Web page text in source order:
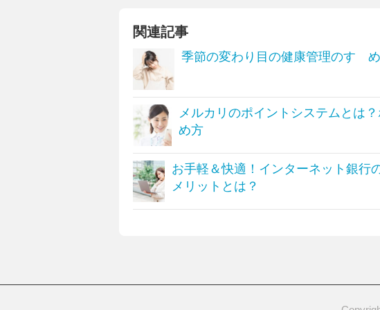
関連記事
季節の変わり目の健康管理のすゝめ
メルカリのポイントシステムとは
め方
お手軽＆快適！インターネット銀行
メリットとは？